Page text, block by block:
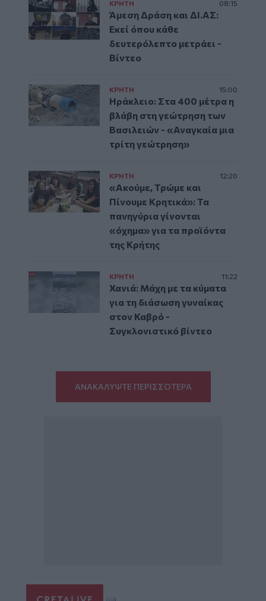
ΚΡΗΤΗ 08:15
Άμεση Δράση και ΔΙ.ΑΣ:
Εκεί όπου κάθε
δευτερόλεπτο μετράει -
Βίντεο
ΚΡΗΤΗ 15:00
Ηράκλειο: Στα 400 μέτρα η
βλάβη στη γεώτρηση των
Βασιλειών - «Αναγκαία μια
τρίτη γεώτρηση»
ΚΡΗΤΗ 12:20
«Ακούμε, Τρώμε και
Πίνουμε Κρητικά»: Τα
πανηγύρια γίνονται
«όχημα» για τα προϊόντα
της Κρήτης
ΚΡΗΤΗ 11:22
Χανιά: Μάχη με τα κύματα
για τη διάσωση γυναίκας
στον Καβρό -
Συγκλονιστικό βίντεο
ΑΝΑΚΑΛΥΨΤΕ ΠΕΡΙΣΣΟΤΕΡΑ